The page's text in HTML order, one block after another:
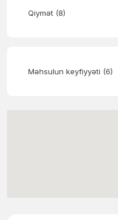
Qiymət (8)
Məhsulun keyfiyyəti (6)